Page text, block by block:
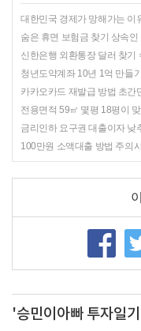
대한민국 경제가 망해가는 이
숨은 휴면 보험금 찾기 상속인
신한은행 외환통장 달러 찾기
청년도약계좌 10년 1억 만들기
카카오카드 재발급 방법 초간
전용면적 59㎡ 몇평 18평이
금리인하 요구권 대출이자 낮
100만원 소액대출 방법 주의
'승민이아빠 투자일